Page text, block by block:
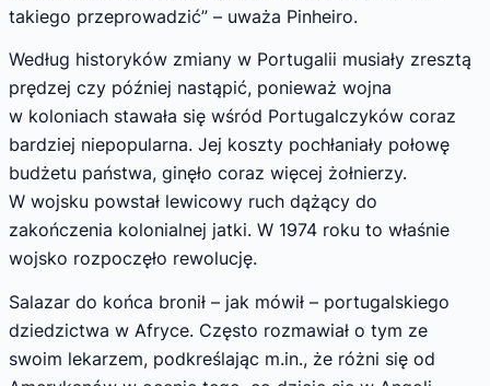
takiego przeprowadzić” – uważa Pinheiro.
Według historyków zmiany w Portugalii musiały zresztą
prędzej czy później nastąpić, ponieważ wojna
w koloniach stawała się wśród Portugalczyków coraz
bardziej niepopularna. Jej koszty pochłaniały połowę
budżetu państwa, ginęło coraz więcej żołnierzy.
W wojsku powstał lewicowy ruch dążący do
zakończenia kolonialnej jatki. W 1974 roku to właśnie
wojsko rozpoczęło rewolucję.
Salazar do końca bronił – jak mówił – portugalskiego
dziedzictwa w Afryce. Często rozmawiał o tym ze
swoim lekarzem, podkreślając m.in., że różni się od